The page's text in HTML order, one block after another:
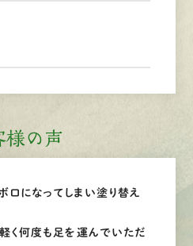
様の声
ロになってしまい塗り替え
く何度も足を運んでいただ